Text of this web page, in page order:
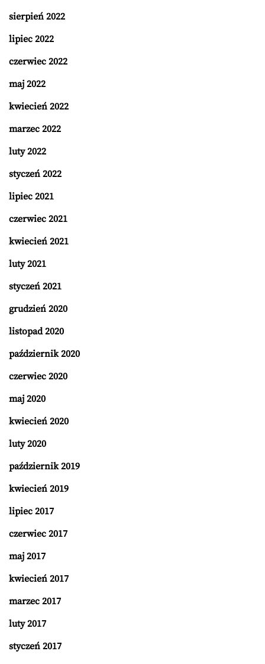
sierpień 2022
lipiec 2022
czerwiec 2022
maj 2022
kwiecień 2022
marzec 2022
luty 2022
styczeń 2022
lipiec 2021
czerwiec 2021
kwiecień 2021
luty 2021
styczeń 2021
grudzień 2020
listopad 2020
październik 2020
czerwiec 2020
maj 2020
kwiecień 2020
luty 2020
październik 2019
kwiecień 2019
lipiec 2017
czerwiec 2017
maj 2017
kwiecień 2017
marzec 2017
luty 2017
styczeń 2017